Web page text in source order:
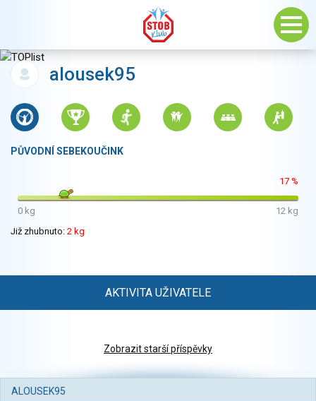
alousek95
PŮVODNÍ SEBEKOUČINK
17 %
0 kg
12 kg
Již zhubnuto: 2 kg
AKTIVITA UŽIVATELE
Zobrazit starší příspěvky
ALOUSEK95